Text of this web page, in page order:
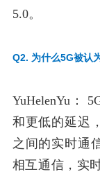
5.0。
Q2. 为什么5G被认
YuHelenYu：
和更低的延迟
之间的实时通
相互通信，实